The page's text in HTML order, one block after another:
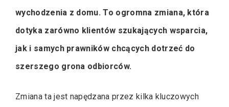
wychodzenia z domu. To ogromna zmiana, która
dotyka zarówno klientów szukających wsparcia,
jak i samych prawników chcących dotrzeć do
szerszego grona odbiorców.
Zmiana ta jest napędzana przez kilka kluczowych